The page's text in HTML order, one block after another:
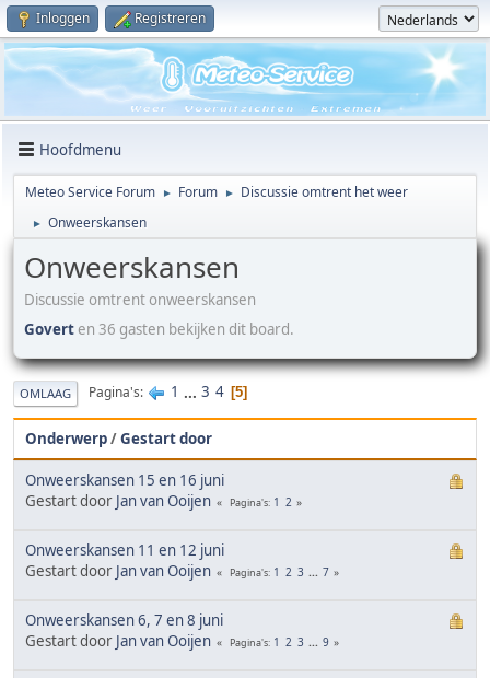
Inloggen Registreren
Hoofdmenu
Meteo Service Forum ► Forum ► Discussie omtrent het weer
► Onweerskansen
Onweerskansen
Discussie omtrent onweerskansen
Govert en 36 gasten bekijken dit board.
OMLAAG Pagina's 1 ... 3 4 5
Onderwerp/Gestart door
Onweerskansen 15 en 16 juni
Gestart door Jan van Ooijen Pagina's 1 2
Onweerskansen 11 en 12 juni
Gestart door Jan van Ooijen Pagina's 1 2 3 ... 7
Onweerskansen 6, 7 en 8 juni
Gestart door Jan van Ooijen Pagina's 1 2 3 ... 9